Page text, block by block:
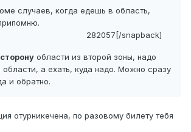
случаев, когда едешь в область,
282057[/snapback]
области из второй зоны, надо
области, а ехать, куда надо. Можно сразу
и обратно.
отурникечена, по разовому билету тебя